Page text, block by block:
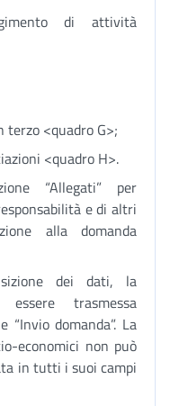
di attività
terzo <quadro G>;
<quadro H>.
“Allegati” per
e di altri
alla domanda
dei dati, la
trasmessa
domanda”. La
economici non può
in tutti i suoi campi